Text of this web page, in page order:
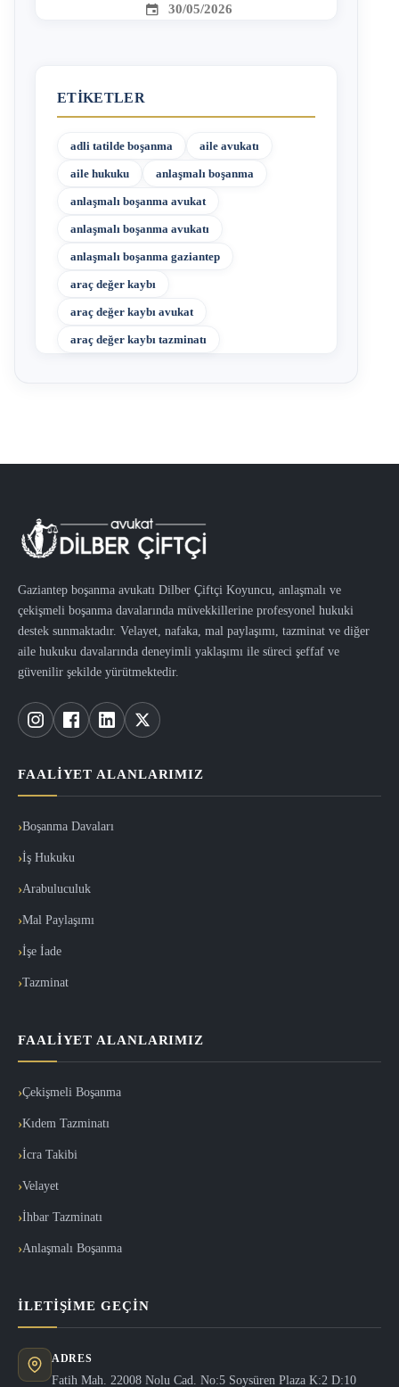
30/05/2026
ETIKETLER
adli tatilde boşanma aile avukatı
aile hukuku anlaşmalı boşanma
anlaşmalı boşanma avukat
anlaşmalı boşanma avukatı
anlaşmalı boşanma gaziantep
araç değer kaybı
araç değer kaybı avukat
araç değer kaybı tazminatı
Gaziantep boşanma avukatı Dilber Çiftçi Koyuncu, anlaşmalı ve
çekişmeli boşanma davalarında müvekkillerine profesyonel hukuki
destek sunmaktadır. Velayet, nafaka, mal paylaşımı, tazminat ve diğer
aile hukuku davalarında deneyimli yaklaşımı ile süreci şeffaf ve
güvenilir şekilde yürütmektedir.
FAALIYET ALANLARIMIZ
Boşanma Davaları
İş Hukuku
Arabuluculuk
Mal Paylaşımı
İşe İade
Tazminat
FAALIYET ALANLARIMIZ
Çekişmeli Boşanma
Kıdem Tazminatı
İcra Takibi
Velayet
İhbar Tazminatı
Anlaşmalı Boşanma
İLETIŞIME GEÇIN
ADRES
Fatih Mah. 22008 Nolu Cad. No:5 Soysüren Plaza K:2 D:10